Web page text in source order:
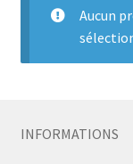
Accessoires
Pro.
Aucun
INFORMATIONS